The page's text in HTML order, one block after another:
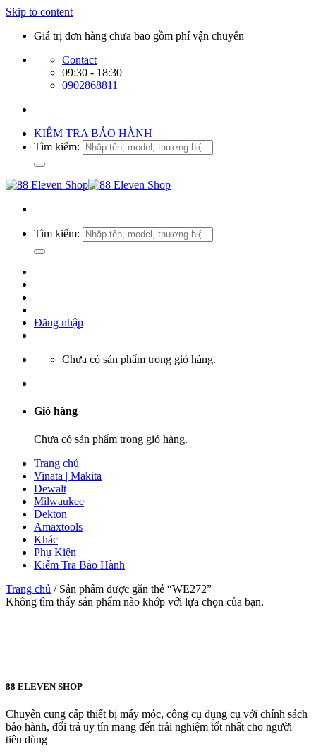
Skip to content
Giá trị đơn hàng chưa bao gồm phí vận chuyển
Contact
09:30 - 18:30
0902868811
KIỂM TRA BẢO HÀNH
Tìm kiếm:
Tìm kiếm:
Đăng nhập
Chưa có sản phẩm trong giỏ hàng.
Giỏ hàng
Chưa có sản phẩm trong giỏ hàng.
Trang chủ
Vinata | Makita
Dewalt
Milwaukee
Dekton
Amaxtools
Khác
Phụ Kiện
Kiểm Tra Bảo Hành
Trang chủ /Sản phẩm được gắn thẻ “WE272”
Không tìm thấy sản phẩm nào khớp với lựa chọn của bạn.
88 ELEVEN SHOP
Chuyên cung cấp thiết bị máy móc, công cụ dụng cụ với chính sách
bảo hành, đổi trả uy tín mang đến trải nghiệm tốt nhất cho người
tiêu dùng